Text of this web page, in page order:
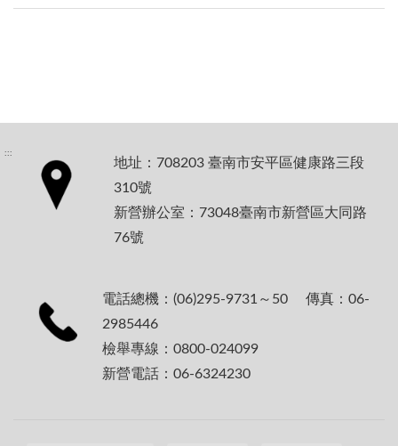
:::
地址：708203 臺南市安平區健康路三段
310號
新營辦公室：73048臺南市新營區大同路
76號
電話總機：(06)295-9731～50 傳真：06-
2985446
檢舉專線：0800-024099
新營電話：06-6324230